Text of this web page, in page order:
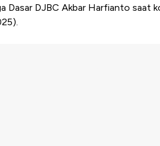
Dasar DJBC Akbar Harfianto saat